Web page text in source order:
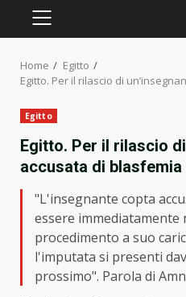
PRIMARY
MENU
Home
Egitto
Egitto. Per il rilascio di
Egitto
Egitto. Per il rilascio
accusata di blasfemia
"L'insegnante copta
essere immediatamente
procedimento a suo
l'imputata si presenti
prossimo". Parola di